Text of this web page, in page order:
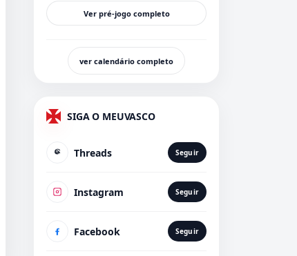
Ver pré-jogo completo
ver calendário completo
SIGA O MEUVASCO
Threads Seguir
Instagram Seguir
Facebook Seguir